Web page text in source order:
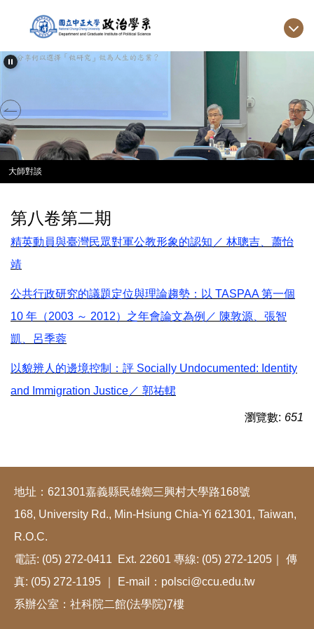
要
區
大師對談
第八卷第二期
精英動員與臺灣民眾對軍公教形象的認知／ 林聰吉、蕭怡
靖
公共行政研究的議題定位與理論趨勢：以 TASPAA 第一個
10 年（2003 ～ 2012）之年會論文為例／ 陳敦源、張智
凱、呂季蓉
以貌辨人的邊境控制：評 Socially Undocumented: Identity
and Immigration Justice／ 郭祐輑
瀏覽數: 651
地址：621301嘉義縣民雄鄉三興村大學路168號
168, University Rd., Min-Hsiung Chia-Yi 621301, Taiwan,
R.O.C.
電話: (05) 272-0411 Ext. 22601 專線: (05) 272-1205｜ 傳
真: (05) 272-1195 ｜ E-mail：polsci@ccu.edu.tw
系辦公室：社科院二館(法學院)7樓